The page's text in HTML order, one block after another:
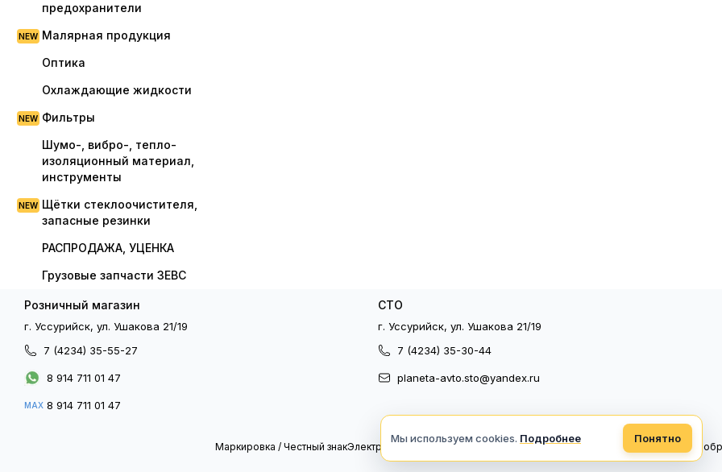
предохранители
Малярная продукция
Оптика
Охлаждающие жидкости
Фильтры
Шумо-, вибро-, тепло-
изоляционный материал,
инструменты
Щётки стеклоочистителя,
запасные резинки
РАСПРОДАЖА, УЦЕНКА
Грузовые запчасти ЗЕВС
Розничный магазин
г. Уссурийск, ул. Ушакова 21/19
7 (4234) 35-55-27
8 914 711 01 47
MAX 8 914 711 01 47
СТО
г. Уссурийск, ул. Ушакова 21/19
7 (4234) 35-30-44
planeta-avto.sto@yandex.ru
Маркировка / Честный знакЭлектронный документооборот Политика конфиденциальности Политика
Мы используем cookies. Подробнее Понятно